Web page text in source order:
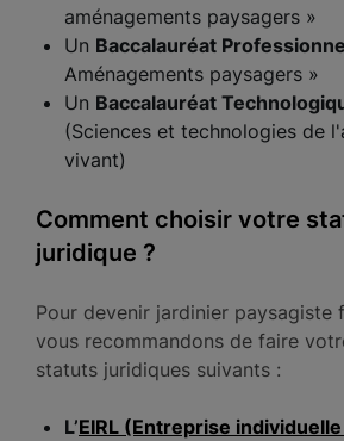
aménagements paysagers »
Un Baccalauréat
Aménagements paysagers »
Un Baccalauréat
(Sciences et technologies de
vivant)
Comment choisir votre
juridique ?
Pour devenir jardinier paysagiste
vous recommandons de faire
statuts juridiques suivants :
L’EIRL (Entreprise